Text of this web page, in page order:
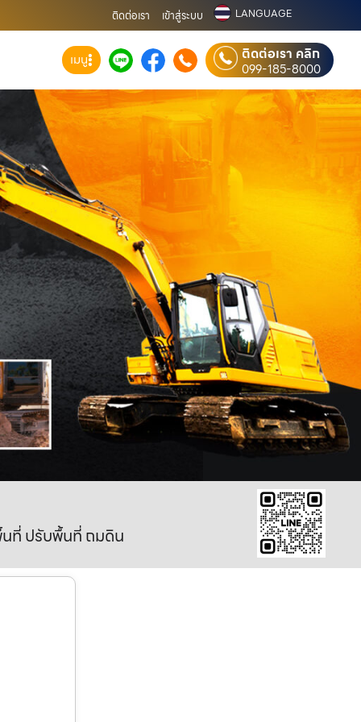
ติดต่อเรา เข้าสู่ระบบ LANGUAGE
เมนู ติดต่อเรา คลิก
099-185-8000
นที่ ปรับพื้นที่ ถมดิน